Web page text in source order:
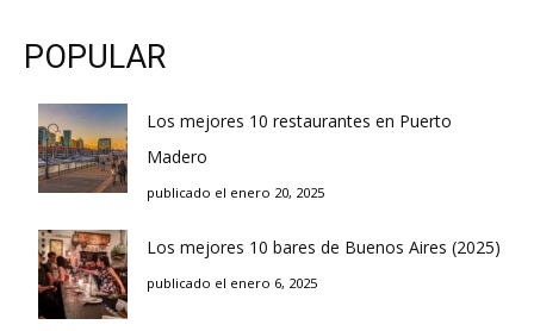
POPULAR
Los mejores 10 restaurantes en Puerto
Madero
publicado el enero 20, 2025
Los mejores 10 bares de Buenos Aires (2025)
publicado el enero 6, 2025